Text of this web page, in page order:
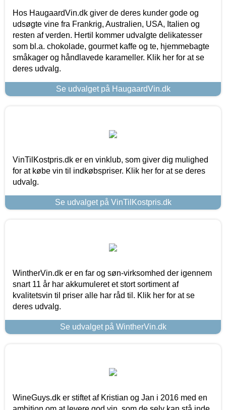
Hos HaugaardVin.dk giver de deres kunder gode og
udsøgte vine fra Frankrig, Australien, USA, Italien og
resten af verden. Hertil kommer udvalgte delikatesser
som bl.a. chokolade, gourmet kaffe og te, hjemmebagte
småkager og håndlavede karameller. Klik her for at se
deres udvalg.
Se udvalget på HaugaardVin.dk
VinTilKostpris.dk er en vinklub, som giver dig mulighed
for at købe vin til indkøbspriser. Klik her for at se deres
udvalg.
Se udvalget på VinTilKostpris.dk
WintherVin.dk er en far og søn-virksomhed der igennem
snart 11 år har akkumuleret et stort sortiment af
kvalitetsvin til priser alle har råd til. Klik her for at se
deres udvalg.
Se udvalget på WintherVin.dk
WineGuys.dk er stiftet af Kristian og Jan i 2016 med en